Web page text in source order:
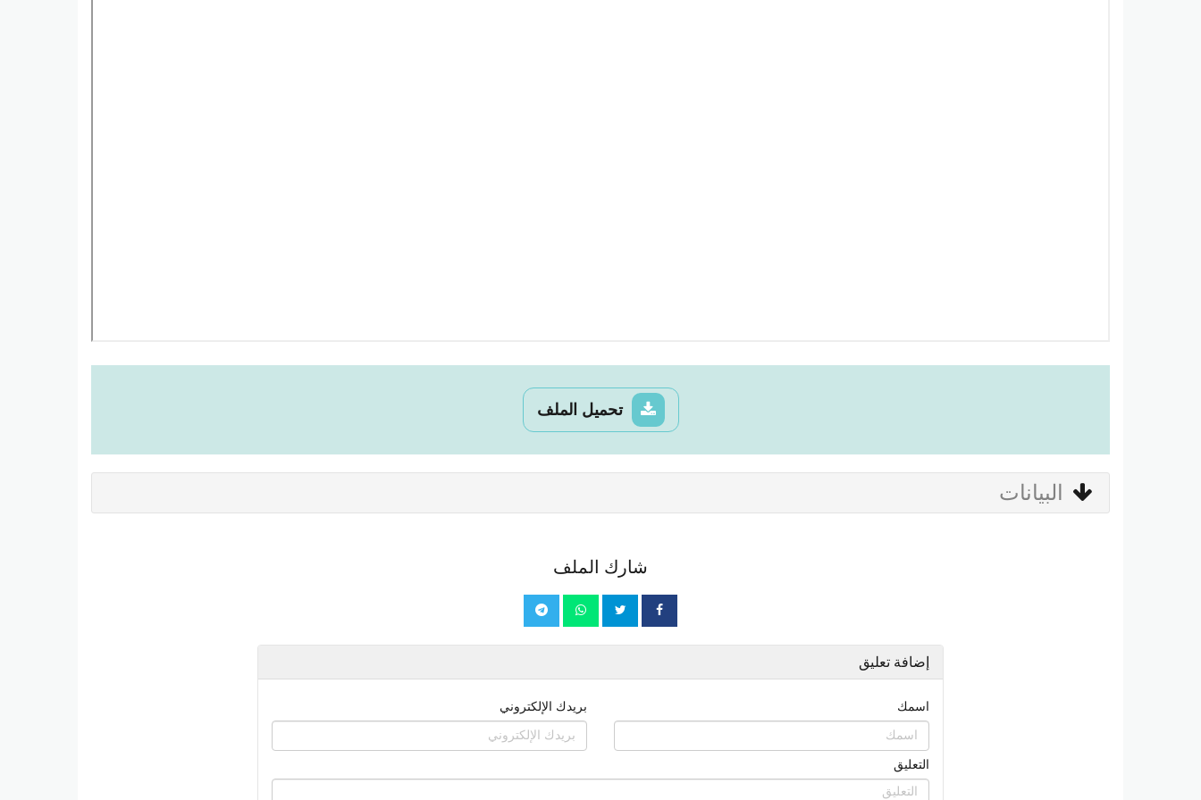
تحميل الملف
البيانات
شارك الملف
إضافة تعليق
اسمك بريدك الإلكتروني
التعليق